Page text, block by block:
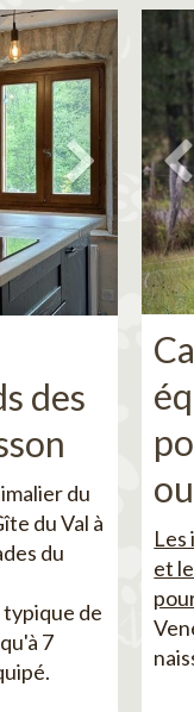
des
du
du Val à
du
typique de
7
Les
et